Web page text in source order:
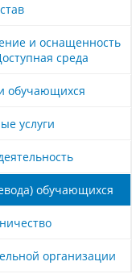
и оснащенность
среда
обучающихся
услуги
обучающихся
организации